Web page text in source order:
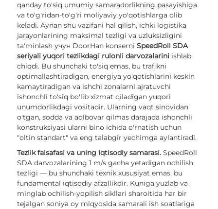
qanday to'siq umumiy samaradorlikning pasayishiga
va to'g'ridan-to'g'ri moliyaviy yo'qotishlarga olib
keladi. Aynan shu vazifani hal qilish, ichki logistika
jarayonlarining maksimal tezligi va uzluksizligini
ta'minlash учун DoorHan konserni SpeedRoll SDA
seriyali yuqori tezlikdagi rulonli darvozalarini ishlab
chiqdi. Bu shunchaki to'siq emas, bu trafikni
optimallashtiradigan, energiya yo'qotishlarini keskin
kamaytiradigan va ishchi zonalarni ajratuvchi
ishonchli to'siq bo'lib xizmat qiladigan yuqori
unumdorlikdagi vositadir. Ularning vaqt sinovidan
o'tgan, sodda va aqlbovar qilmas darajada ishonchli
konstruksiyasi ularni bino ichida o'rnatish uchun
"oltin standart" va eng talabgir yechimga aylantiradi.
Tezlik falsafasi va uning iqtisodiy samarasi. SpeedRoll
SDA darvozalarining 1 m/s gacha yetadigan ochilish
tezligi — bu shunchaki texnik xususiyat emas, bu
fundamental iqtisodiy afzallikdir. Kuniga yuzlab va
minglab ochilish-yopilish sikllari sharoitida har bir
tejalgan soniya oy miqyosida samarali ish soatlariga